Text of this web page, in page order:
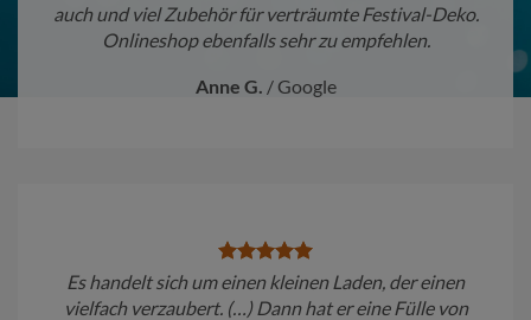
auch und viel Zubehör für verträumte Festival-Deko.
Onlineshop ebenfalls sehr zu empfehlen.
Anne G. / Google
Es handelt sich um einen kleinen Laden, der einen
vielfach verzaubert. (…) Dann hat er eine Fülle von